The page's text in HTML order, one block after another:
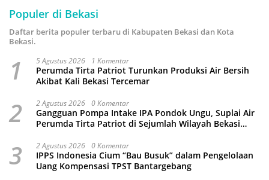
Populer di Bekasi
Daftar berita populer terbaru di Kabupaten Bekasi dan Kota
Bekasi.
1 5 Agustus 2026 1 Komentar
Perumda Tirta Patriot Turunkan Produksi Air Bersih
Akibat Kali Bekasi Tercemar
2 2 Agustus 2026 0 Komentar
Gangguan Pompa Intake IPA Pondok Ungu, Suplai Air
Perumda Tirta Patriot di Sejumlah Wilayah Bekasi
3 2 Agustus 2026 0 Komentar
IPPS Indonesia Cium “Bau Busuk” dalam Pengelolaan
Uang Kompensasi TPST Bantargebang